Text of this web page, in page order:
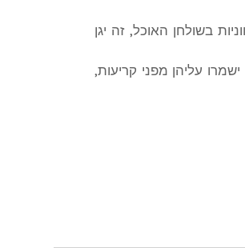
בשולחן האוכל, זה יגן
עליהן מפני קריעות,